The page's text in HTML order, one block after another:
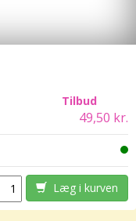
Tilbud
49,50 kr.
Læg i kurven